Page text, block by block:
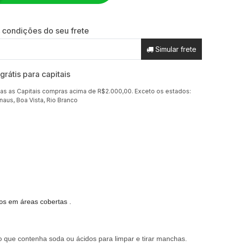
condições do seu frete
Simular frete
para capitais
as Capitais compras acima de R$2.000,00. Exceto os estados:
Boa Vista, Rio Branco
em áreas cobertas .
contenha soda ou ácidos para limpar e tirar manchas.